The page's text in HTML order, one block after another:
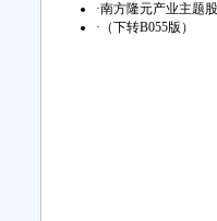
·南方隆元产业主题
· （下转B055版）